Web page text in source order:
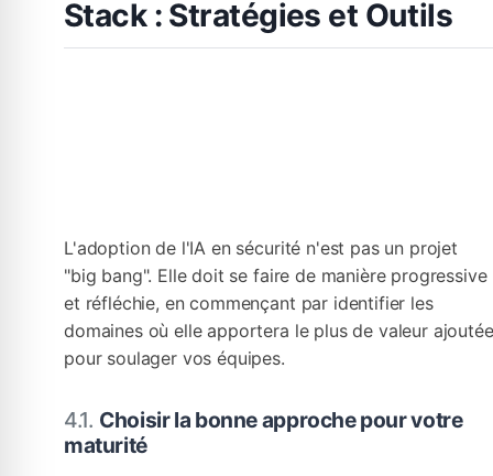
Stack : Stratégies et Outils
L'adoption de l'IA en sécurité n'est pas un projet
"big bang". Elle doit se faire de manière progressive
et réfléchie, en commençant par identifier les
domaines où elle apportera le plus de valeur ajoutée
pour soulager vos équipes.
Choisir la bonne approche pour votre
maturité